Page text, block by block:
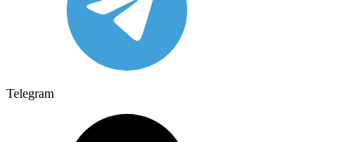
Telegram